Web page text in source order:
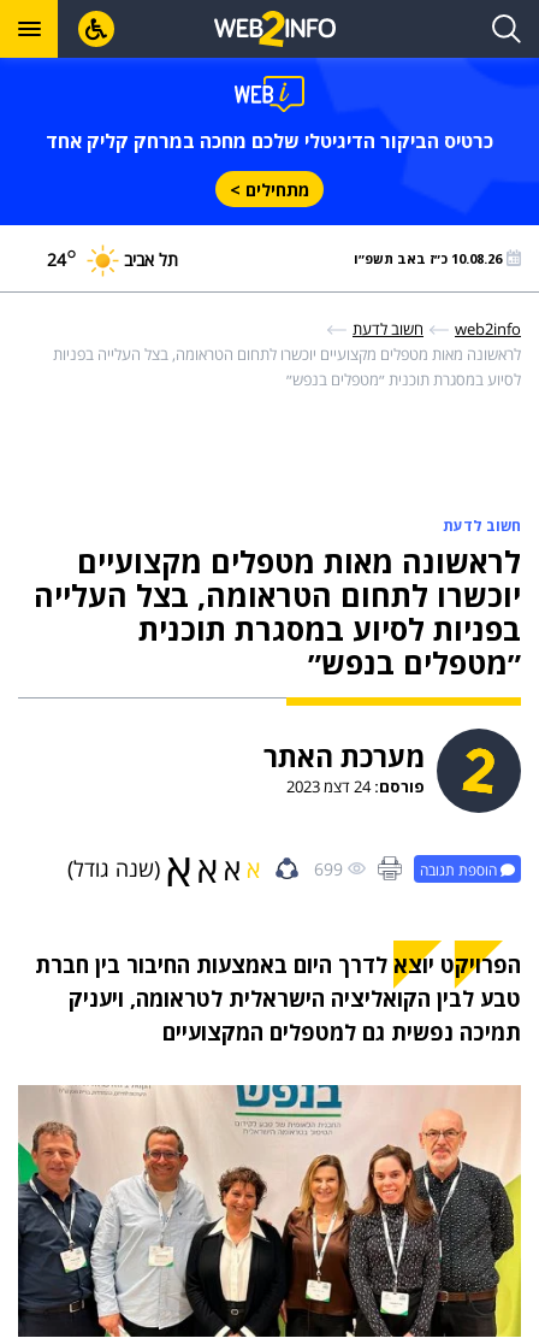
כרטיס הביקור הדיגיטלי שלכם מחכה במרחק קליק אחד
מתחילים >
10.08.26 כ״ז באב תשפ״ו תל אביב 24°
web2info
חשוב לדעת
לראשונה מאות מטפלים מקצועיים יוכשרו לתחום הטראומה, בצל העלייה בפניות
לסיוע במסגרת תוכנית ״מטפלים בנפש״
חשוב לדעת
לראשונה מאות מטפלים מקצועיים
יוכשרו לתחום הטראומה, בצל העלייה
בפניות לסיוע במסגרת תוכנית
״מטפלים בנפש״
מערכת האתר
פורסם:24 דצמ 2023
הוספת תגובה 699 א א אא (שנה גודל)
הפרויקט יוצא לדרך היום באמצעות החיבור בין חברת
טבע לבין הקואליציה הישראלית לטראומה, ויעניק
תמיכה נפשית גם למטפלים המקצועיים